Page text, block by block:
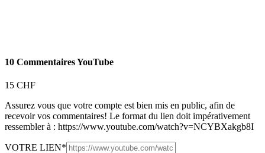
10 Commentaires YouTube
15 CHF
Assurez vous que votre compte est bien mis en public, afin de
recevoir vos commentaires! Le format du lien doit impérativement
ressembler à : https://www.youtube.com/watch?v=NCYBXakgb8I
VOTRE LIEN* (required)